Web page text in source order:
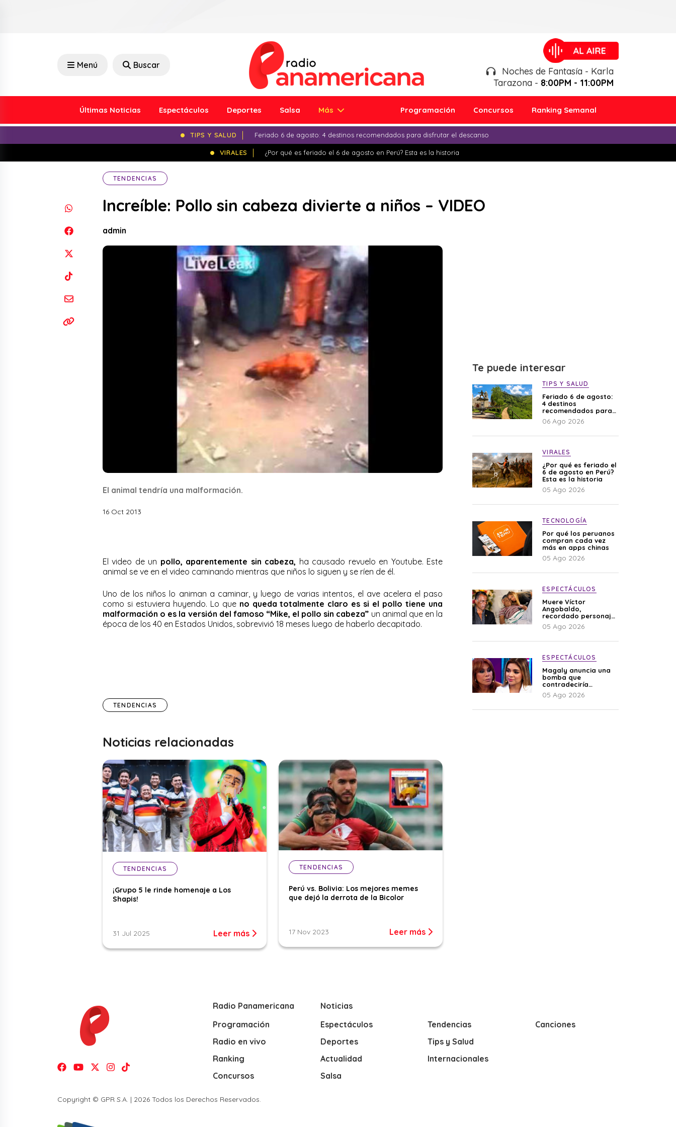
Menú Buscar
Noches de Fantasía - Karla
Tarazona - 8:00PM - 11:00PM
Últimas Noticias Espectáculos Deportes Salsa Más Programación Concursos Ranking Semanal
TIPS Y SALUD Feriado 6 de agosto: 4 destinos recomendados para disfrutar el descanso
VIRALES ¿Por qué es feriado el 6 de agosto en Perú? Esta es la historia
TENDENCIAS
Increíble: Pollo sin cabeza divierte a niños – VIDEO
admin
El animal tendría una malformación.
16 Oct 2013
El video de un pollo, aparentemente sin cabeza, ha causado revuelo en Youtube. Este
animal se ve en el video caminando mientras que niños lo siguen y se ríen de él.
Uno de los niños lo animan a caminar, y luego de varias intentos, el ave acelera el paso
como si estuviera huyendo. Lo que no queda totalmente claro es si el pollo tiene una
malformación o es la versión del famoso “Mike, el pollo sin cabeza” un animal que en la
época de los 40 en Estados Unidos, sobrevivió 18 meses luego de haberlo decapitado.
TENDENCIAS
Noticias relacionadas
TENDENCIAS
¡Grupo 5 le rinde homenaje a Los
Shapis!
31 Jul 2025 Leer más
TENDENCIAS
Perú vs. Bolivia: Los mejores memes
que dejó la derrota de la Bicolor
17 Nov 2023 Leer más
Te puede interesar
TIPS Y SALUD
Feriado 6 de agosto:
4 destinos
recomendados para
disfrutar el descanso
06 Ago 2026
VIRALES
¿Por qué es feriado el
6 de agosto en Perú?
Esta es la historia
05 Ago 2026
TECNOLOGÍA
Por qué los peruanos
compran cada vez
más en apps chinas
05 Ago 2026
ESPECTÁCULOS
Muere Víctor
Angobaldo,
recordado personaje
de la farándula y
expareja de Shirley
05 Ago 2026
ESPECTÁCULOS
Magaly anuncia una
bomba que
contradeciría
comunicado de La
Bella Luz: “Hay un
05 Ago 2026
Radio Panamericana
Programación
Radio en vivo
Ranking
Concursos
Noticias
Espectáculos
Deportes
Actualidad
Salsa
Tendencias
Tips y Salud
Internacionales
Canciones
Copyright © GPR S.A. | 2026 Todos los Derechos Reservados.